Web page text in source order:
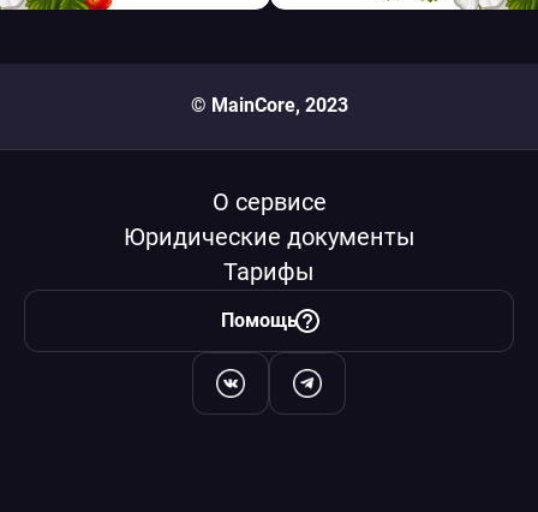
© MainCore, 2023
О сервисе
Юридические документы
Тарифы
Помощь